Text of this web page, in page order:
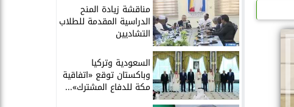
مناقشة زيادة المنح
الدراسية المقدمة للطلاب
التشاديين
السعودية وتركيا
وباكستان توقع «اتفاقية
مكة للدفاع المشترك»...